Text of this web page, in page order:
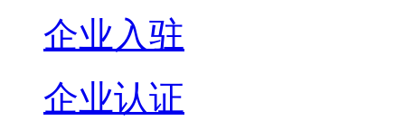
企业入驻
企业认证